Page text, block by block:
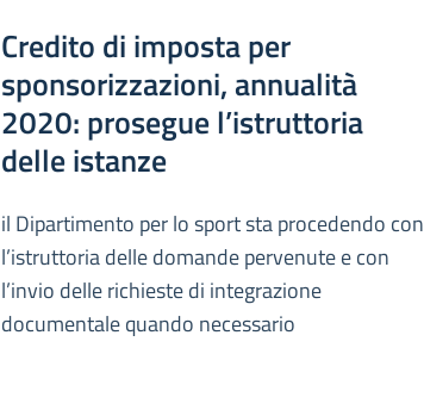
Credito di imposta per
sponsorizzazioni, annualità
2020: prosegue l’istruttoria
delle istanze
il Dipartimento per lo sport sta procedendo con
l’istruttoria delle domande pervenute e con
l’invio delle richieste di integrazione
documentale quando necessario